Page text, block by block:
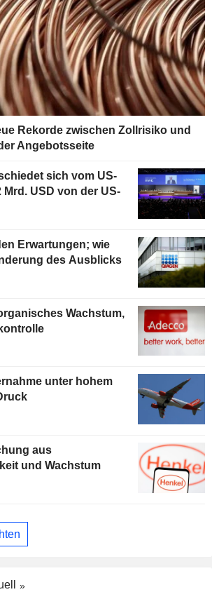
Rekorde zwischen Zollrisiko und
Angebotsseite
sich vom US-
USD von der US-
Erwartungen; wie
des Ausblicks
Wachstum,
unter hohem
aus
und Wachstum